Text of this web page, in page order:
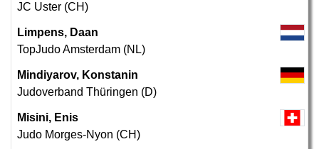
JC Uster (CH)
Limpens, Daan
TopJudo Amsterdam (NL)
Mindiyarov, Konstanin
Judoverband Thüringen (D)
Misini, Enis
Judo Morges-Nyon (CH)